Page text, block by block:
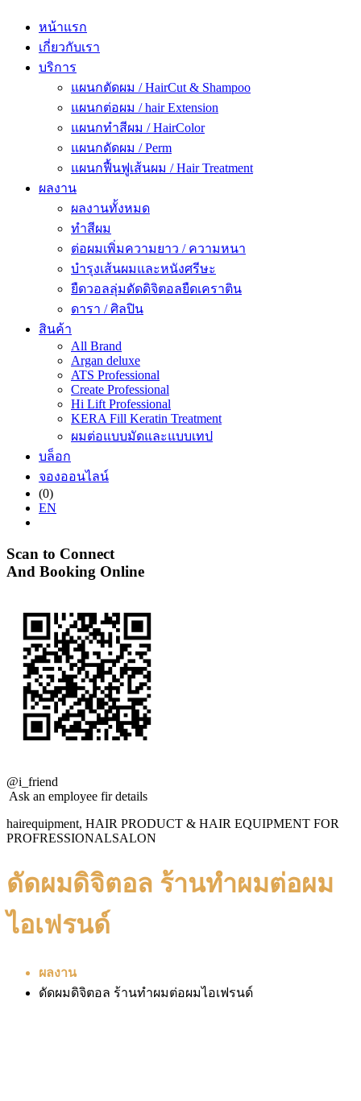
หน้าแรก
เกี่ยวกับเรา
บริการ
แผนกตัดผม / HairCut & Shampoo
แผนกต่อผม / hair Extension
แผนกทำสีผม / HairColor
แผนกดัดผม / Perm
แผนกฟื้นฟูเส้นผม / Hair Treatment
ผลงาน
ผลงานทั้งหมด
ทำสีผม
ต่อผมเพิ่มความยาว / ความหนา
บำรุงเส้นผมและหนังศรีษะ
ยืดวอลลุ่มดัดดิจิตอลยืดเคราติน
ดารา / ศิลปิน
สินค้า
All Brand
Argan deluxe
ATS Professional
Create Professional
Hi Lift Professional
KERA Fill Keratin Treatment
ผมต่อแบบมัดและแบบเทป
บล็อก
จองออนไลน์
(0)
EN
Scan to Connect
And Booking Online
@i_friend
Ask an employee fir details
hairequipment, HAIR PRODUCT & HAIR EQUIPMENT FOR
PROFRESSIONALSALON
ดัดผมดิจิตอล ร้านทำผมต่อผม
ไอเฟรนด์
ผลงาน
ดัดผมดิจิตอล ร้านทำผมต่อผมไอเฟรนด์